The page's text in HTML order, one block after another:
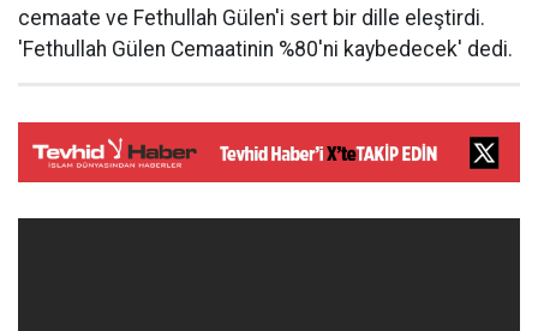
cemaate ve Fethullah Gülen'i sert bir dille eleştirdi.
'Fethullah Gülen Cemaatinin %80'ni kaybedecek' dedi.